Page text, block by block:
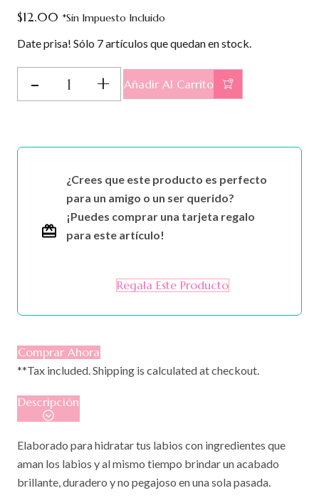
$12.00 *Sin Impuesto Incluido
Date prisa! Sólo 7 artículos que quedan en stock.
LIQUID
BLUSH
cantidad
Añadir Al Carrito
¿Crees que este producto es perfecto
para un amigo o un ser querido?
¡Puedes comprar una tarjeta regalo
para este artículo!
Regala Este Producto
Comprar Ahora
**Tax included. Shipping is calculated at checkout.
Descripción
Elaborado para hidratar tus labios con ingredientes que
aman los labios y al mismo tiempo brindar un acabado
brillante, duradero y no pegajoso en una sola pasada.